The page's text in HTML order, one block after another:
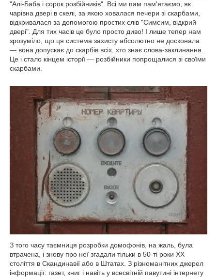
"Алі-Баба і сорок розбійників". Всі ми пам пам'ятаємо, як
чарівна двері в скелі, за якою ховалася печери зі скарбами,
відкривалася за допомогою простих слів "Симсим, відкрий
двері". Для тих часів це було просто диво! І лише тепер нам
зрозуміло, що ця система захисту абсолютно не досконала
― вона допускає до скарбів всіх, хто знає слова-заклинання.
Це і стало кінцем історії ― розбійники попрощалися зі своїми
скарбами.
З того часу таємниця розробки домофонів, на жаль, була
втрачена, і знову про неї згадали тільки в 50-ті роки ХХ
століття в Скандинавії або в Штатах. З різноманітних джерел
інформації: газет, книг і навіть у всесвітній павутині інтернету